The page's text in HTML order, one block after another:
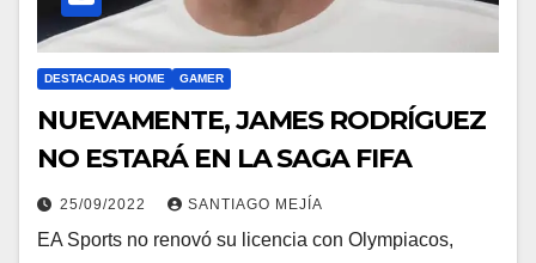
DESTACADAS HOME GAMER
NUEVAMENTE, JAMES RODRÍGUEZ
NO ESTARÁ EN LA SAGA FIFA
25/09/2022 SANTIAGO MEJÍA
EA Sports no renovó su licencia con Olympiacos,